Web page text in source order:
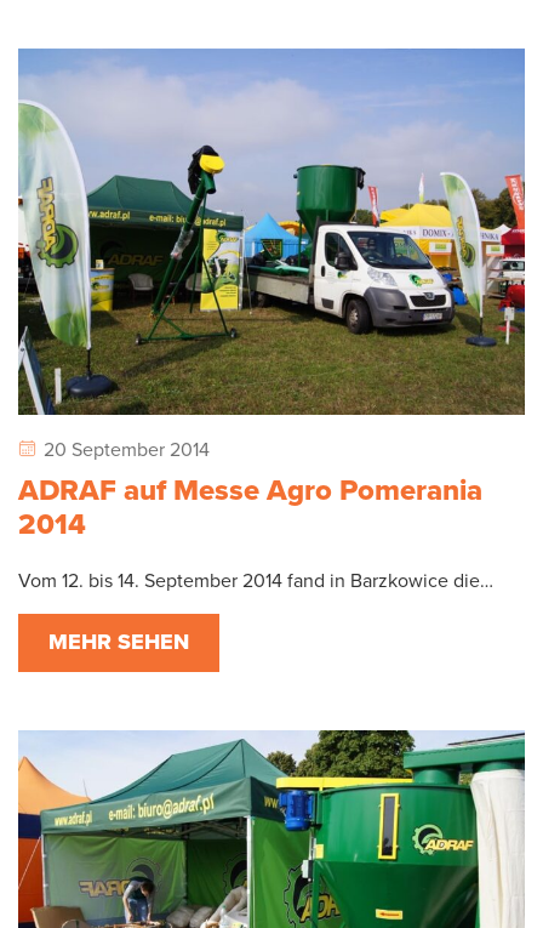
20 September 2014
ADRAF auf Messe Agro Pomerania
2014
Vom 12. bis 14. September 2014 fand in Barzkowice die…
MEHR SEHEN